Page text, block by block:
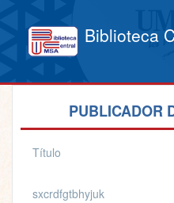
Biblioteca
PUBLICADOR
Título
sxcrdfgtbhyjuk